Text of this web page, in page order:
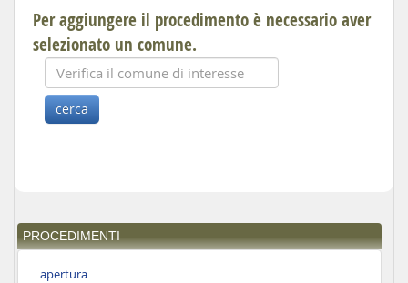
Per aggiungere il procedimento è necessario aver
selezionato un comune.
PROCEDIMENTI
apertura